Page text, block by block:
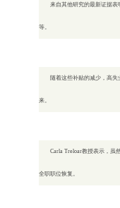
来自其他研究的最新证据
等。
随着这些补贴的减少，高失
来。
Carla Treloar教授表示，虽
全职职位恢复。